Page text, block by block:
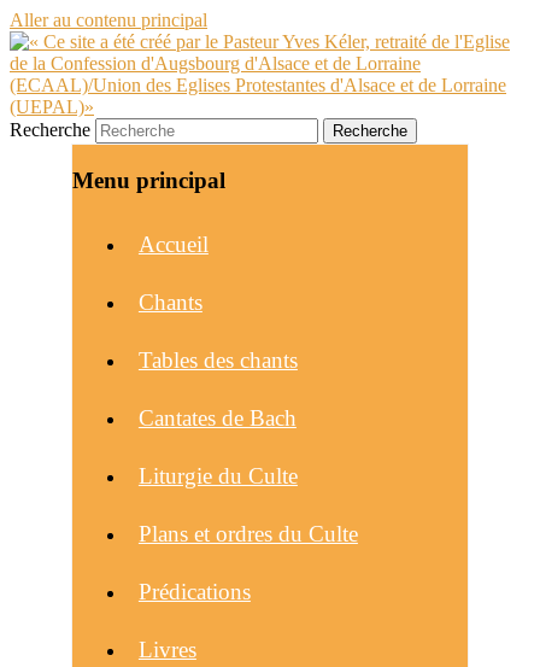
Aller au contenu principal
Recherche
Menu principal
Accueil
Chants
Tables des chants
Cantates de Bach
Liturgie du Culte
Plans et ordres du Culte
Prédications
Livres